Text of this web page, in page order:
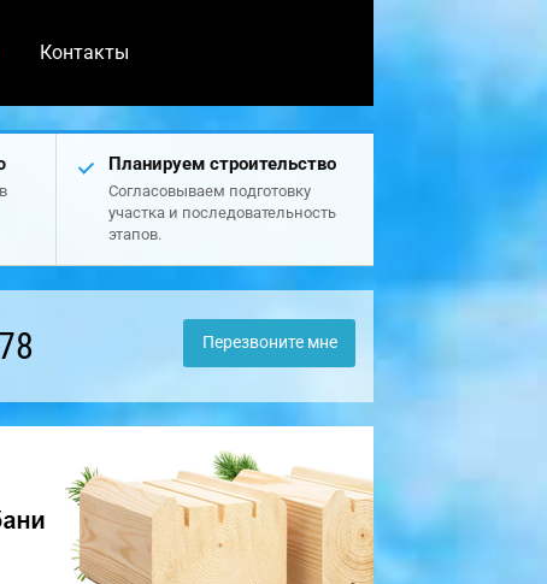
Контакты
Планируем строительство
Согласовываем подготовку
участка и последовательность
этапов.
Перезвоните мне